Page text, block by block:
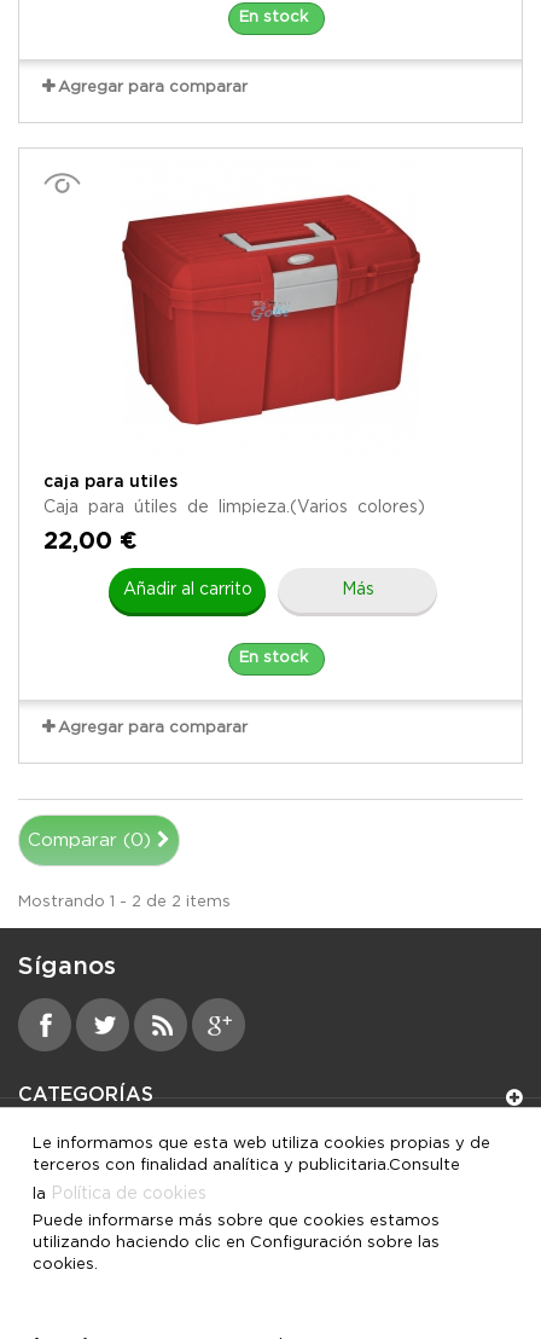
En stock
Agregar para comparar
caja para utiles
Caja para útiles de limpieza.(Varios colores)
22,00 €
Añadir al carrito Más
En stock
Agregar para comparar
Comparar (0 )
Mostrando 1 - 2 de 2 items
Síganos
CATEGORÍAS
INFORMACIÓN
MI CUENTA
INFORMACIÓN SOBRE LA TIENDA
Le informamos que esta web utiliza cookies propias y de
terceros con finalidad analítica y publicitaria.Consulte
la Política de cookies
Puede informarse más sobre que cookies estamos
utilizando haciendo clic en Configuración sobre las
cookies.